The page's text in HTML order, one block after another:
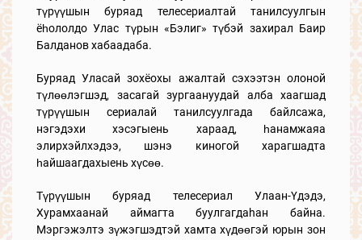
түрүүшын буряад телесериалтай танилсуулгын
ёһололдо Улас түрын «Бэлиг» түбэй захирал Баир
Балданов хабаадаба.
Буряад Уласай зохёохы ажалтай сэхээтэн олоной
түлөөлэгшэд, засагай зургаануудай алба хаагшад
түрүүшын сериалай танилсуулгада байлсажа,
нэгэдэхи хэсэгыень хараад, һанамжаяа
элирхэйлхэдээ, шэнэ киногой харагшадта
һайшаагдахыень хүсөө.
Түрүүшын буряад телесериал Улаан-Үдэдэ,
Хурамхаанай аймагта буулгагдаhан байна.
Мэргэжэлтэ зүжэгшэдтэй хамта хүдөөгэй юрын зон